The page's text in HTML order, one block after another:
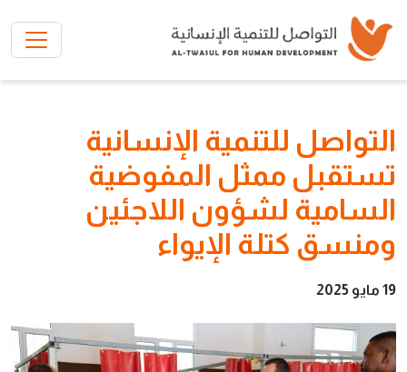
التواصل للتنمية الإنسانية
تستقبل ممثل المفوضية
السامية لشؤون اللاجئين
ومنسق كتلة الإيواء
19 مايو 2025